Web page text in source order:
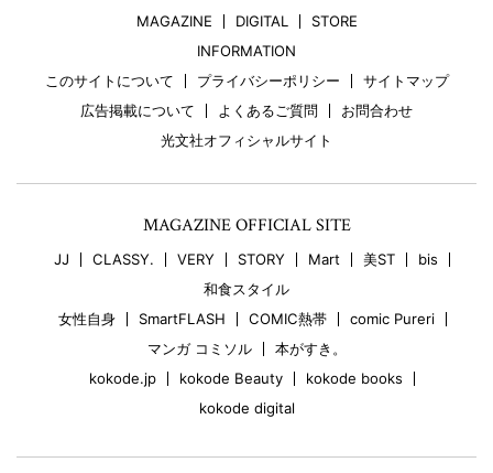
MAGAZINE DIGITAL
STORE
INFORMATION
このサイトについて
プライバシーポリシー
サイトマップ
広告掲載について
よくあるご質問
お問合わせ
光文社オフィシャルサイト
MAGAZINE OFFICIAL SITE
JJ CLASSY. VERY STORY Mart 美ST
bis
和食スタイル
女性自身
SmartFLASH COMIC熱帯
comic Pureri
マンガ コミソル
本がすき。
kokode.jp
kokode Beauty
kokode books
kokode digital